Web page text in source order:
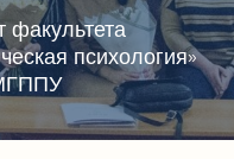
психология»